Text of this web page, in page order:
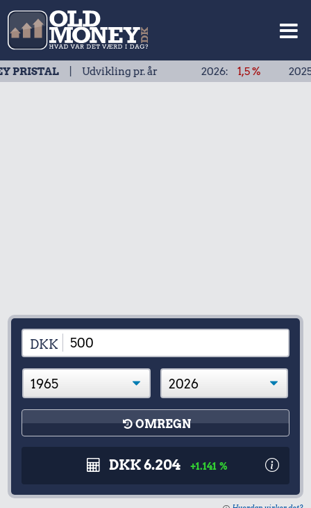
| Udvikling pr. år2026: 1,5 % 2025: 1,9 %
DKK
OMREGN
DKK 6.204 +1.141 %